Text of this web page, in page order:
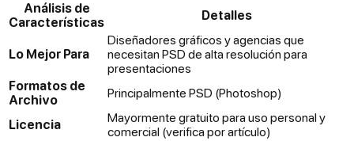
Análisis de
Características
Detalles
Lo Mejor Para
Diseñadores gráficos y agencias que
necesitan PSD de alta resolución para
presentaciones
Formatos de
Archivo
Principalmente PSD (Photoshop)
Licencia
Mayormente gratuito para uso personal y
comercial (verifica por artículo)